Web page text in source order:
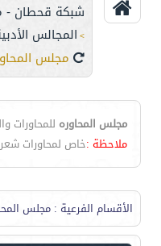
شبكة قحطان -
> المجالس
مجلس
مجلس المحاوره للمحاورات
ملاحظة :خاص لمحاورات
الأقسام الفرعية : مجلس